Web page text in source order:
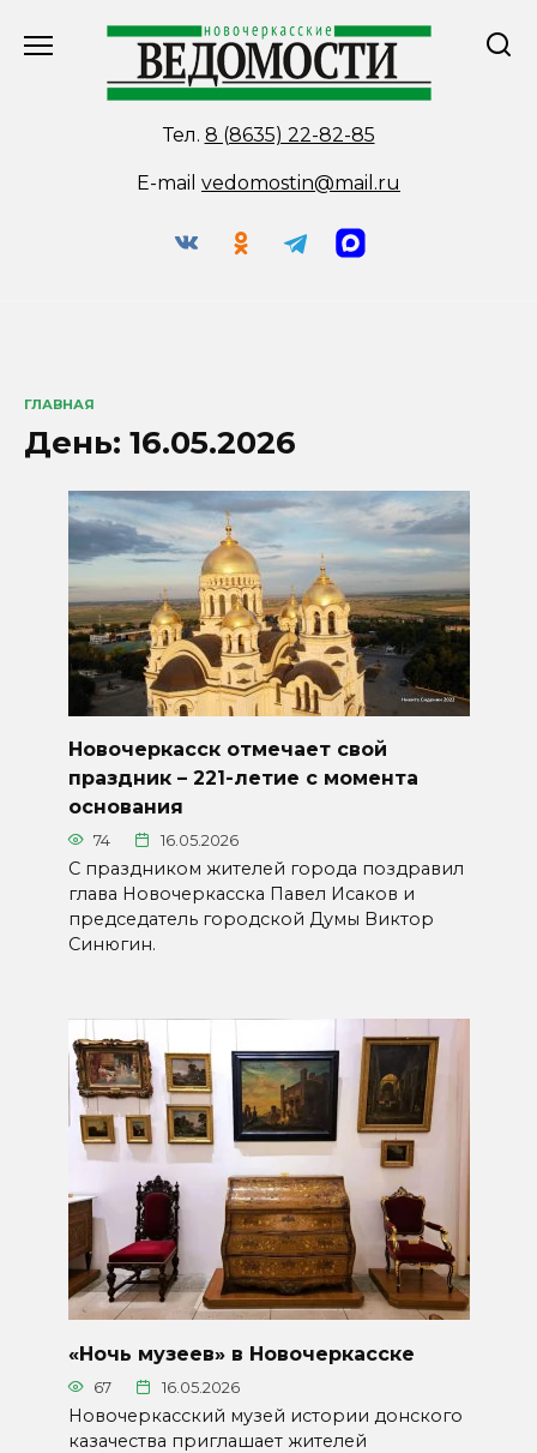
Тел. 8 (8635) 22-82-85
E-mail vedomostin@mail.ru
ГЛАВНАЯ
День: 16.05.2026
Новочеркасск отмечает свой
праздник – 221-летие с момента
основания
74 16.05.2026
С праздником жителей города поздравил
глава Новочеркасска Павел Исаков и
председатель городской Думы Виктор
Синюгин.
«Ночь музеев» в Новочеркасске
67 16.05.2026
Новочеркасский музей истории донского
казачества приглашает жителей